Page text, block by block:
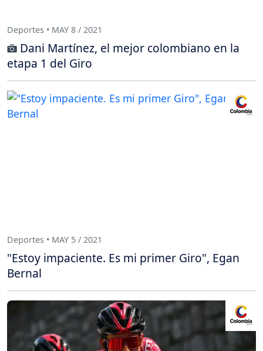
Deportes • MAY 8 / 2021
Dani Martínez, el mejor colombiano en la
etapa 1 del Giro
Deportes • MAY 5 / 2021
"Estoy impaciente. Es mi primer Giro", Egan
Bernal